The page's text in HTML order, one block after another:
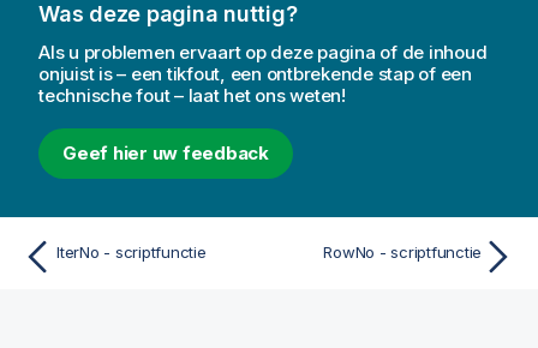
Was deze pagina nuttig?
Als u problemen ervaart op deze pagina of de inhoud
onjuist is – een tikfout, een ontbrekende stap of een
technische fout – laat het ons weten!
Geef hier uw feedback
IterNo - scriptfunctie RowNo - scriptfunctie